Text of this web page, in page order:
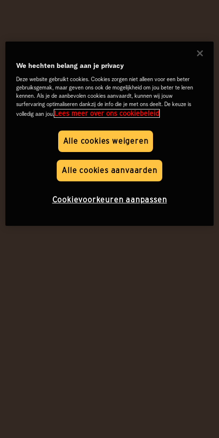
We hechten belang aan je privacy
Deze website gebruikt cookies. Cookies zorgen niet alleen voor een beter
gebruiksgemak, maar geven ons ook de mogelijkheid om jou beter te leren
kennen. Als je de aanbevolen cookies aanvaardt, kunnen wij jouw
surfervaring optimaliseren dankzij de info die je met ons deelt. De keuze is
volledig aan jou.Lees meer over ons cookiebeleid
Alle cookies weigeren
Alle cookies aanvaarden
Cookievoorkeuren aanpassen